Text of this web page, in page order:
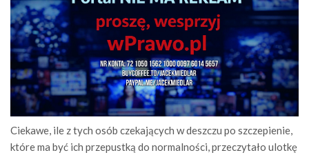
Ciekawe, ile z tych osób czekających w deszczu po szczepienie,
które ma być ich przepustką do normalności, przeczytało ulotkę